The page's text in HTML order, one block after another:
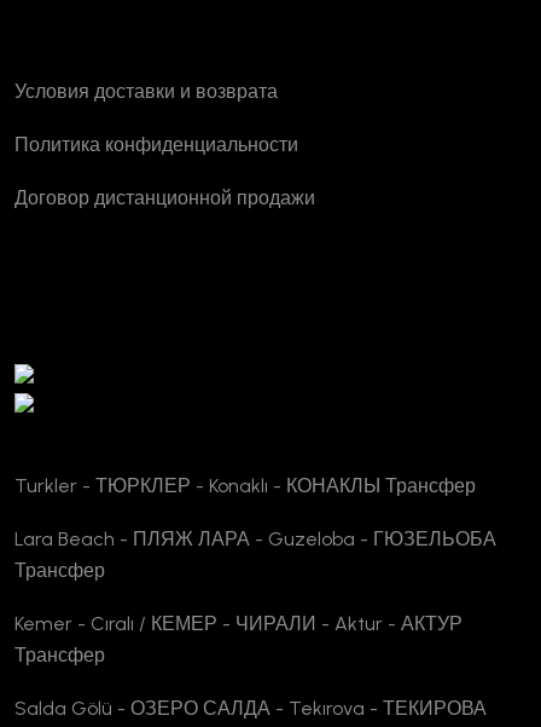
Условия доставки и возврата
Политика конфиденциальности
Договор дистанционной продажи
Turkler - ТЮРКЛЕР - Konaklı - КОНАКЛЫ Трансфер
Lara Beach - ПЛЯЖ ЛАРА - Guzeloba - ГЮЗЕЛЬОБА
Трансфер
Kemer - Cıralı / КЕМЕР - ЧИРАЛИ - Aktur - АКТУР
Трансфер
Salda Gölü - ОЗЕРО САЛДА - Tekırova - ТЕКИРОВА